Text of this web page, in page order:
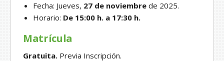
Fecha: Jueves, 27 de noviembre de 2025.
Horario: De 15:00 h. a 17:30 h.
Matrícula
Gratuita. Previa Inscripción.